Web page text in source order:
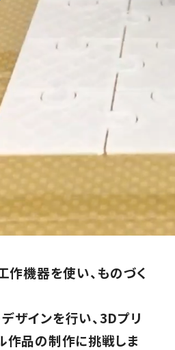
機器を使い、ものづく
ザインを行い、3Dプリ
作品の制作に挑戦しま